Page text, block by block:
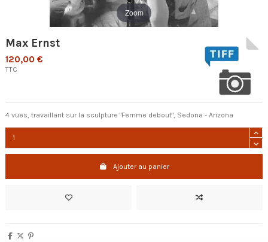
Zoom
Max Ernst
120,00 €
TTC
4 vues, travaillant sur la sculpture "Femme debout", Sedona - Arizona
Ajouter au panier